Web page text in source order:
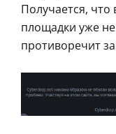
Получается,
площадки уже
противоречит